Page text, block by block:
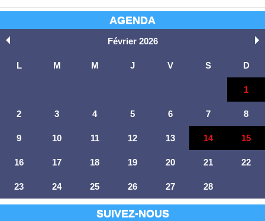
AGENDA
Février 2026
L M M J V S D
1
2 3 4 5 6 7 8
9 10 11 12 13 14 15
16 17 18 19 20 21 22
23 24 25 26 27 28
SUIVEZ-NOUS